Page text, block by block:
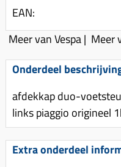
Sproeiers
Spruitstuk (delen)
Uitlaten compleet
Uitlaat bocht
Radiateur (delen)
Waterpomp (delen)
Remblokken
Rem (delen)
Remhevels
Remsegmenten
Remklauw (delen)
Remschijven
Stuurslot
Regenkleding
Vespa accessoires
Voordragers
Windschermen
Accessoires overig
EAN:
Meer van Vespa| Meer
Onderdeel
afdekkap duo-
links piaggio origineel
Extra onderdeel